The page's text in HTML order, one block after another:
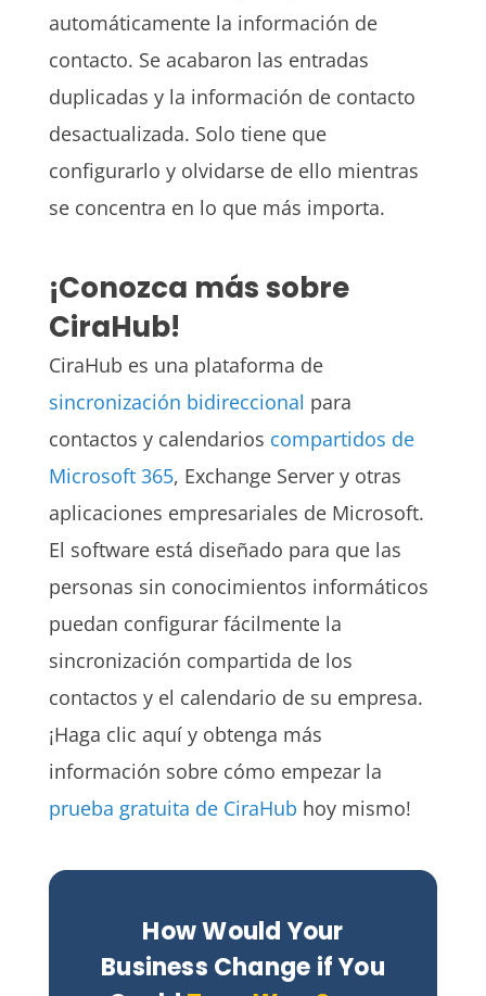
automáticamente la información de
contacto. Se acabaron las entradas
duplicadas y la información de contacto
desactualizada. Solo tiene que
configurarlo y olvidarse de ello mientras
se concentra en lo que más importa.
¡Conozca más sobre
CiraHub!
CiraHub es una plataforma de
sincronización bidireccional para
contactos y calendarios compartidos de
Microsoft 365, Exchange Server y otras
aplicaciones empresariales de Microsoft.
El software está diseñado para que las
personas sin conocimientos informáticos
puedan configurar fácilmente la
sincronización compartida de los
contactos y el calendario de su empresa.
¡Haga clic aquí y obtenga más
información sobre cómo empezar la
prueba gratuita de CiraHub hoy mismo!
How Would Your
Business Change if You